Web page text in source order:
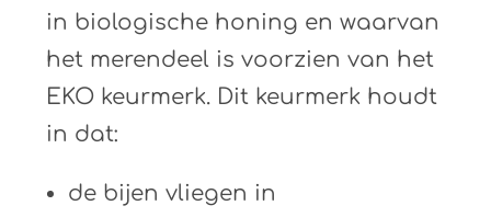
in biologische honing en waarvan
het merendeel is voorzien van het
EKO keurmerk. Dit keurmerk houdt
in dat:
de bijen vliegen in